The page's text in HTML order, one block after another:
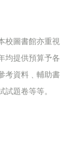
校圖書館亦重視
均提供預算予各
考資料﹑輔助書
試題卷等等。